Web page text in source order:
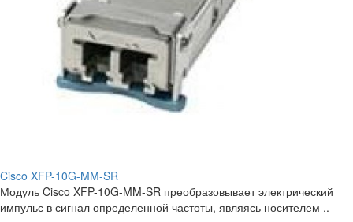
Cisco XFP-10G-MM-SR
Модуль Cisco XFP-10G-MM-SR преобразовывает электрический
импульс в сигнал определенной частоты, являясь носителем ..